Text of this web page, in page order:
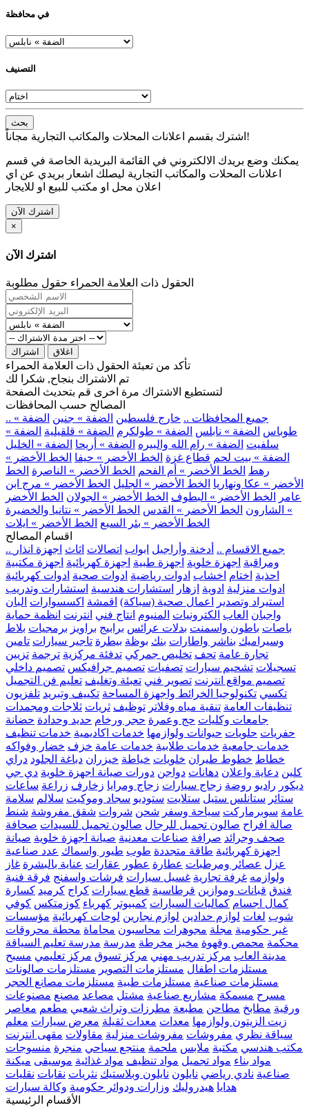
في محافظة
التصنيف
بحث
اشترك بقسم اعلانات المحلات والمكاتب التجارية مجاناً!
يمكنك وضع بريدك الالكتروني في القائمة البريدية الخاصة في قسم
اعلانات المحلات والمكاتب التجارية ليصلك اشعار بريدي عن اي
اعلان محل او مكتب للبيع او للايجار
اشترك الآن
×
اشترك الآن
الحقول ذات العلامة الحمراء حقول مطلوبة
اشتراك اغلاق
تأكد من تعبئة الحقول ذات العلامة الحمراء
تم الاشتراك بنجاح, شكرا لك
لتستطيع الاشتراك مرة اخرى قم بتحديث الصفحة
المصالح حسب المحافظات
.. جميع المحافظات .. خارج فلسطين الضفة » جنين الضفة »
طوباس الضفة » نابلس الضفة » طولكرم الضفة » قلقيلية الضفة »
سلفيت الضفة » رام الله والبيره الضفة » أريحا الضفة » الخليل
الضفة » بيت لحم قطاع غزة الخط الأخضر » حيفا الخط الأخضر »
رهط الخط الأخضر » أم الفحم الخط الأخضر » الناصرة الخط
الأخضر » عكا ونهاريا الخط الأخضر » الجليل الخط الأخضر » مرج ابن
عامر
الخط الأخضر » البطوف الخط الأخضر » الجولان الخط الأخضر
» الشارون الخط الأخضر » القدس الخط الأخضر » نتانيا والخضيرة
الخط الأخضر » بئر السبع الخط الأخضر » ايلات
اقسام المصالح
.. جميع الاقسام .. أدخنة وأراجيل ابواب اتصالات اثاث اجهزة انذار
ومراقبة اجهزة خلوية اجهزة طبية اجهزة كهربائية اجهزة مكتبية
احذية اختام اخشاب ادوات رياضية ادوات صحية ادوات كهربائية
ادوات منزلية ادوية ازهار استشارات هندسية استشارات وتدريب
استيراد وتصدير
اعمال صحية (سباكة) اقمشة اكسسوارات البان
واجبان العاب الكترونيات المنيوم انتاج فني انترنت انظمة حماية
باصات باطون واسمنت بدلات عرائس برابيج براويز برمجيات بلاط
وسيراميك بناشر واطارات بنك بوظة بيطرة تاجير سيارات تامين
تجارة عامة تحف تخليص جمركي تدفئة مركزية ترجمة تزيين
تسجيلات تشحيم سيارات تصفيات تصميم جرافيكس تصميم داخلي
تصميم مواقع انترنت تصوير فني تعبئة وتغليف تعليم فن التجميل
تكسي تكنولوجيا الخرائط واجهزة المساحة تكييف وتبريد تلفزيون
تنظيفات العامة تنقية مياه وفلاتر توظيف ثريات ثلاجات ومجمدات
جامعات وكليات حج وعمرة حجر ورخام حديد وحدادة حضانة
حفريات حلويات حيوانات ولوازمها خدمات اكاديمية خدمات تنظيف
خدمات جامعية خدمات طلابية خدمات عامة خزف خضار وفواكه
خطاط خطوط طيران خلويات خياطة خيزران دباغة الجلود دراي
كلين دعاية واعلان دهانات دواجن دورات صيانة اجهزة خلوية دي جي
ديكور راديو روضة زجاج سيارات زجاج ومرايا زخارف زراعة ساعات
ستائر ستانلس ستيل ستلايت ستوديو سجاد وموكيت سلالم سلامة
عامة سوبرماركت سياحة وسفر شحن شروات شقق مفروشة شنط
صالة افراح صالون تجميل للرجال صالون تجميل للسيدات صحافة
صحف وجرائد صرافة صناعات معدنية صيانة اجهزة خلوية صيانة
اجهزة كهربائية طاقة متجددة طوب طيور واسماك عدد صناعية
عزل عصائر ومرطبات عطارة عطور عقارات عناية بالبشرة غاز
ولوازمه غرفة تجارية غسيل سيارات فرشات واسفنج فرقة فنية
فندق قبانات وموازين قرطاسية قطع سيارات كراج كرميد كسارة
كمال اجسام كماليات السيارات كمبيوتر كهرباء كوزمتكس كوفي
شوب لغات لوازم حدادين لوازم نجارين لوحات كهربائية مؤسسات
غير حكومية مجلة مجوهرات محاسبون محاماة محطة محروقات
محكمة محمص وقهوة مخبز مخرطة مدرسة مدرسة تعليم السياقة
مدينة العاب مركز تدريب مهني مركز تسوق مركز تعليمي مسبح
مستلزمات اطفال مستلزمات التصوير مستلزمات صالونات
مستلزمات صناعية مستلزمات طبية مستلزمات مصانع الحجر
مسرح مسمكة مشاريع صناعية مشتل مصاعد مصنع مصنوعات
ورقية مطابخ مطاحن مطبعة مطرزات وتراث شعبي مطعم معاصر
زيت الزيتون ولوازمها معدات معدات ثقيلة معرض سيارات معلم
سياقة نظري مفروشات مفروشات منزلية مقاولات مقهى انترنت
مكتب هندسي مكتبة ملابس ملحمة منتجع سياحي منجرة منسوجات
مواد بناء مواد تجميل مواد تنظيف مواد غذائية موسيقى ميكنة
صناعية نادي رياضي نايلون نايلون وبلاستيك نثريات نقابات نقليات
هدايا هيدروليك وزارات ودوائر حكومية وكالة سيارات
الأقسام الرئيسية